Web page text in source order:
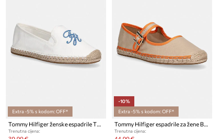
Extra -5% s kodom: OFF*
Tommy Hilfiger ženske espadrile TH SCRIPT SUMMER ESPADRILLE
Trenutna cijena:
-10%
Extra -5% s kodom: OFF*
Tommy Hilfiger espadrile za žene BUCKLE MARYJANE ESPADRILLE
Trenutna cijena: